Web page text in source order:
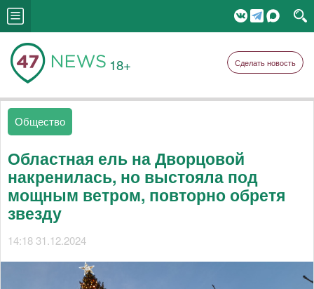
18+ Сделать новость
Общество
Областная ель на Дворцовой
накренилась, но выстояла под
мощным ветром, повторно обретя
звезду
14:18 31.12.2024